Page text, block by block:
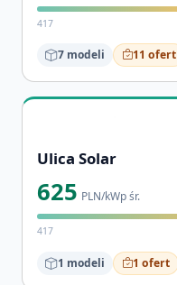
417
7 modeli 11 ofert
Ulica Solar
625 PLN/kWp śr.
417
1 modeli 1 ofert